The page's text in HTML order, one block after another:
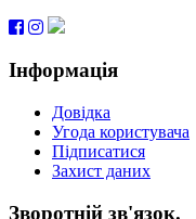
Інформація
Довідка
Угода користувача
Підписатися
Захист даних
Зворотній зв'язок.